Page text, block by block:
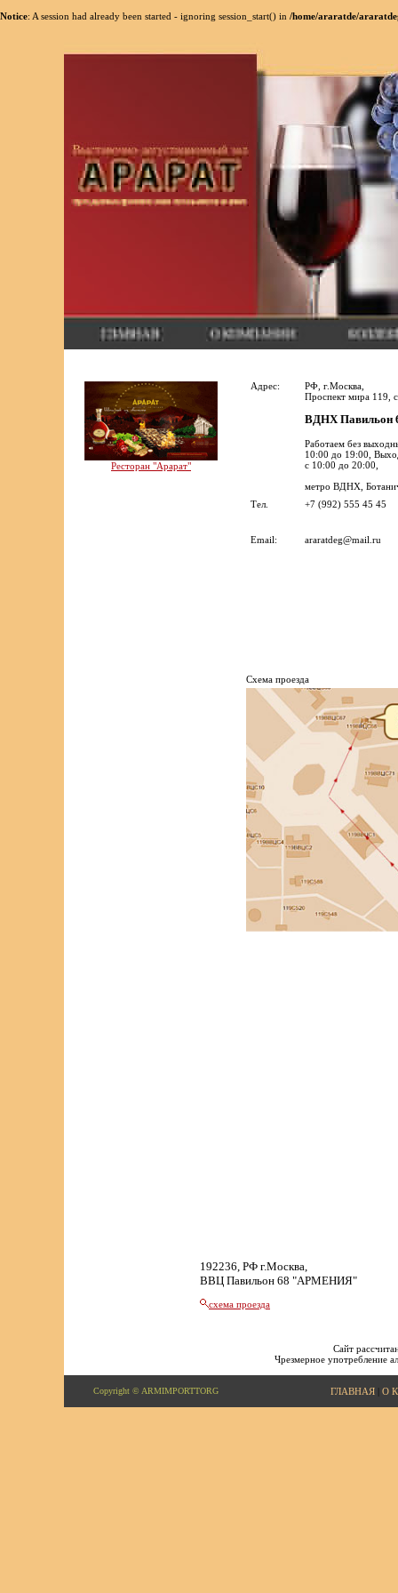
Notice: A session had already been started - ignoring session_start() in /home/araratde/
Ресторан "Арарат"
Адрес:
РФ, г.Москва,
Проспект мира 119,
ВДНХ
Работаем без
10:00 до 19:00,
с 10:00 до 20:00,
метро ВДНХ,
Тел.
+7 (992) 555 45 45
Email: araratdeg@mail.ru
Cхема проезда
192236, РФ г.Москва,
ВВЦ Павильон 68 "АРМЕНИЯ"
схема проезда
Сайт
Чрезмерное употребление
Copyright © ARMIMPORTTORG ГЛАВНАЯ| О